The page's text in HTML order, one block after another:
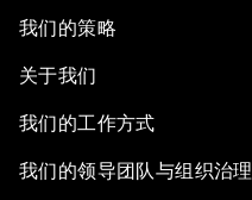
我们的策略
关于我们
我们的工作方式
我们的领导团队与组织治理